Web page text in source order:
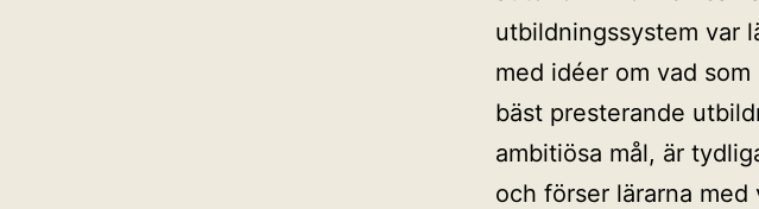
utbildningssystem var
med idéer om vad
bäst presterande
ambitiösa mål, är
och förser lärarna